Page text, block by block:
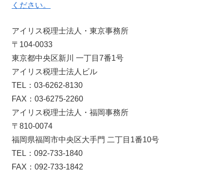
ください。
アイリス税理士法人・東京事務所
〒104-0033
東京都中央区新川 一丁目7番1号
アイリス税理士法人ビル
TEL：03-6262-8130
FAX：03-6275-2260
アイリス税理士法人・福岡事務所
〒810-0074
福岡県福岡市中央区大手門 二丁目1番10号
TEL：092-733-1840
FAX：092-733-1842